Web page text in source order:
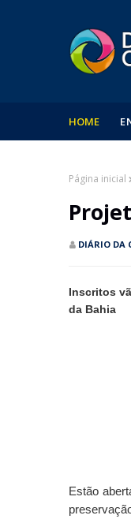
HOME
Página inicial
DIÁRIO DA
Inscritos
da Bahia
Estão